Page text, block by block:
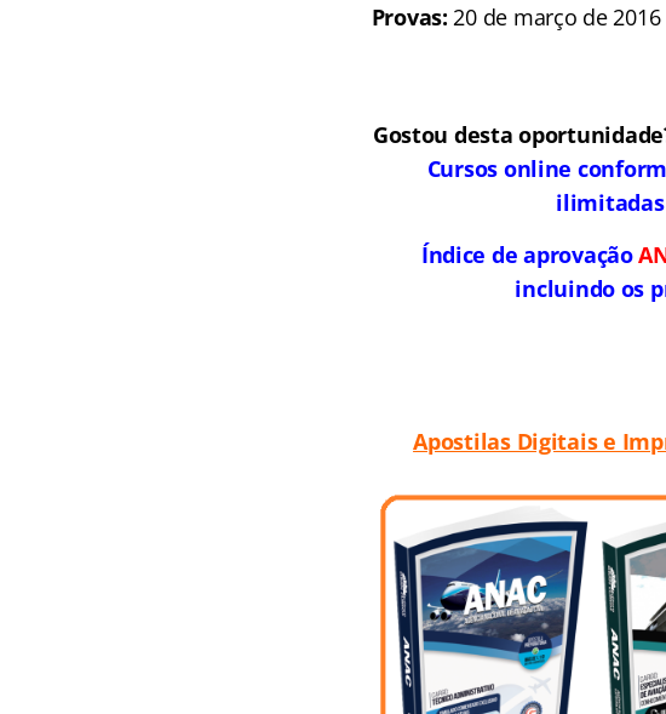
Provas: 20 de março de 2016
Gostou desta
Cursos online
ilimitadas
Índice de aprovação
incluindo os
Apostilas Digitais e